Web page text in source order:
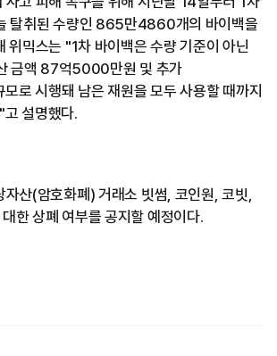
탈취된 수량인 865만4860개의 바이백을
위믹스는 "1차 바이백은 수량 기준이 아닌
금액 87억5000만원 및 추가
로 시행돼 남은 재원을 모두 사용할 때까지
설명했다.
자산(암호화폐) 거래소 빗썸, 코인원, 코빗,
한 상폐 여부를 공지할 예정이다.